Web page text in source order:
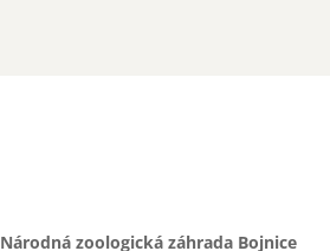
Národná zoologická záhrada Bojnice